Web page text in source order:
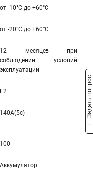
от -10°С до +60°С
от -20°C до +60°C
12 месяцев при
соблюдении условий
эксплуатации
F2
140A(5c)
100
Аккумулятор
Задать вопрос